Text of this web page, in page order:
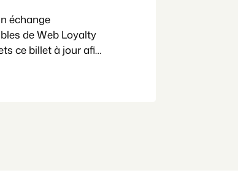
échange
de Web Loyalty
ce billet à jour afin
que je dénonce,